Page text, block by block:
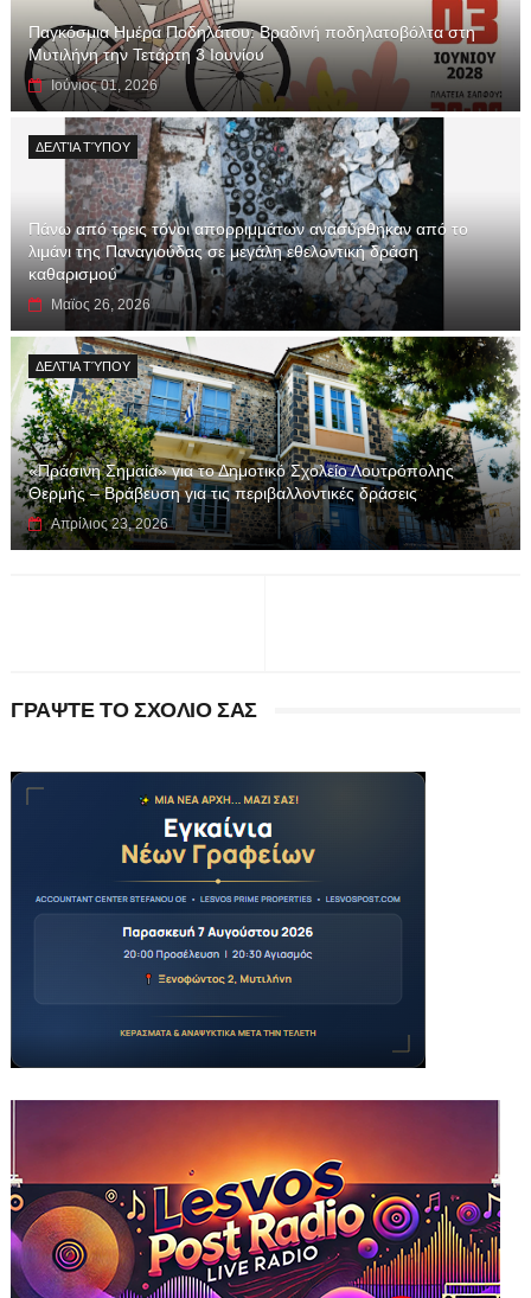
Παγκόσμια Ημέρα Ποδηλάτου: Βραδινή ποδηλατοβόλτα στη
Μυτιλήνη την Τετάρτη 3 Ιουνίου
Ιούνιος 01, 2026
ΔΕΛΤΊΑ ΤΎΠΟΥ
Πάνω από τρεις τόνοι απορριμμάτων ανασύρθηκαν από το
λιμάνι της Παναγιούδας σε μεγάλη εθελοντική δράση
καθαρισμού
Μαϊος 26, 2026
ΔΕΛΤΊΑ ΤΎΠΟΥ
«Πράσινη Σημαία» για το Δημοτικό Σχολείο Λουτρόπολης
Θερμής – Βράβευση για τις περιβαλλοντικές δράσεις
Απρίλιος 23, 2026
ΓΡΑΨΤΕ ΤΟ ΣΧΟΛΙΟ ΣΑΣ